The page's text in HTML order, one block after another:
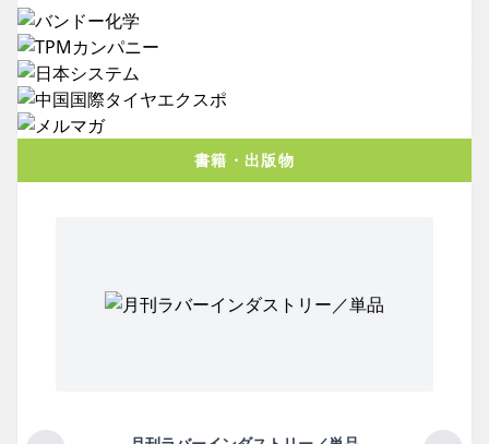
書籍・出版物